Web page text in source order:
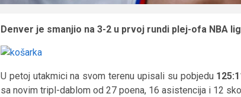
Denver je smanjio na 3-2 u prvoj rundi plej-ofa NBA
U petoj utakmici na svom terenu upisali su pobjedu
sa novim tripl-dablom od 27 poena, 16 asistencija i 12